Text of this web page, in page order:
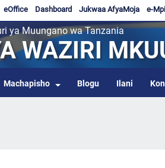
e-
Jukwaa AfyaMoja
Dashboard
eOffice
ya Muungano wa Tanzania
WAZIRI
Machapisho Blogu Ilani